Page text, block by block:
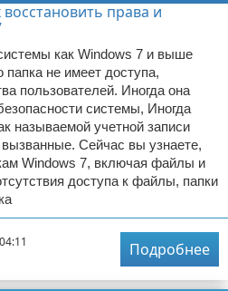
как Windows 7 и выше
не имеет доступа,
пользователей. Иногда она
системы, Иногда
называемой учетной записи
Сейчас вы узнаете,
Windows 7, включая файлы и
доступа к файлы, папки
Подробнее